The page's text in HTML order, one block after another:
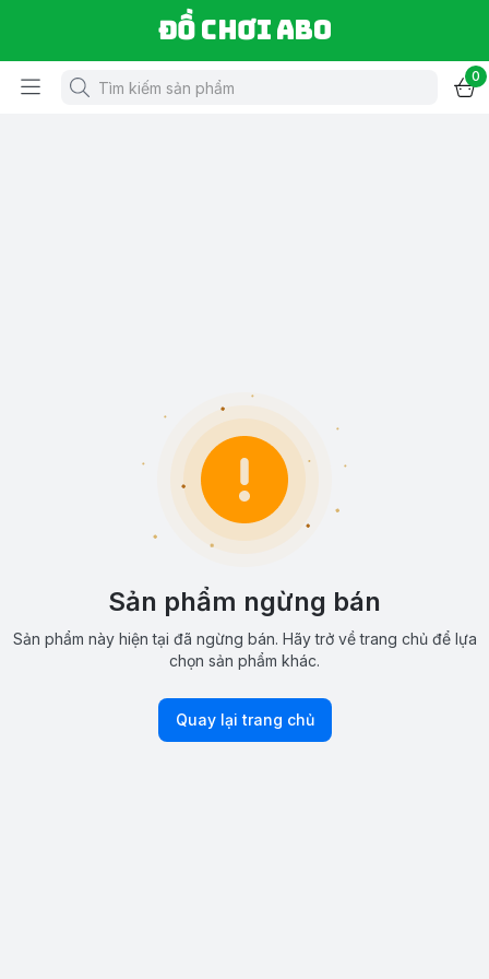
Đồ chơi ABO
0
Sản phẩm ngừng bán
Sản phẩm này hiện tại đã ngừng bán. Hãy trở về trang chủ để lựa
chọn sản phẩm khác.
Quay lại trang chủ